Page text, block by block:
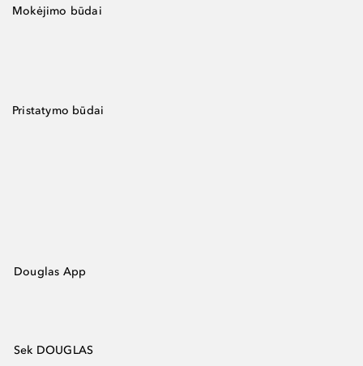
Mokėjimo būdai
Pristatymo būdai
Douglas App
Sek DOUGLAS